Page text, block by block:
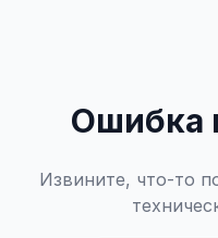
Ошибка
Извините, что-то